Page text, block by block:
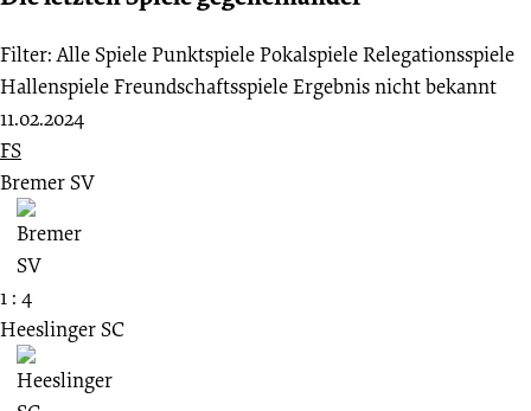
Filter: Alle SpielePunktspielePokalspieleRelegationsspiele
HallenspieleFreundschaftsspieleErgebnis nicht bekannt
11.02.2024
FS
Bremer SV
1 : 4
Heeslinger SC